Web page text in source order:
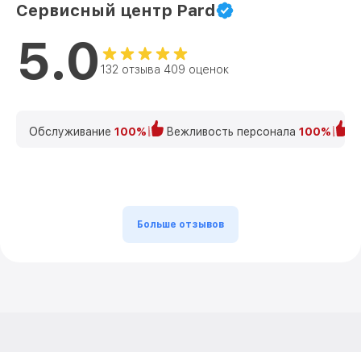
Сервисный центр Pard
5.0 132 отзыва 409 оценок
Обслуживание 100% Вежливость персонала 100%
Больше отзывов